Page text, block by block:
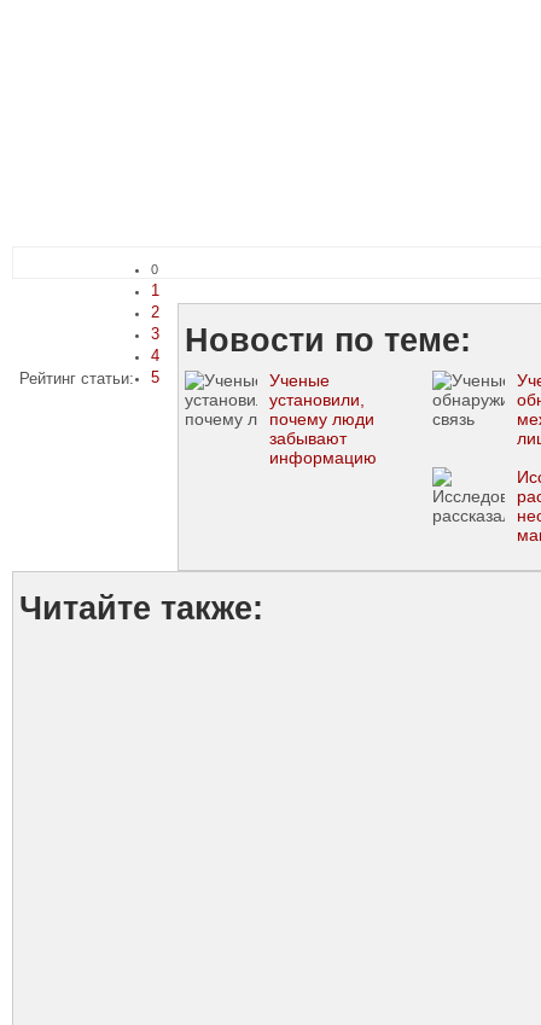
Рейтинг статьи:
0
1
2
3
4
5
Новости по теме:
Ученые
установили,
почему люди
забывают
информацию
Читайте также: